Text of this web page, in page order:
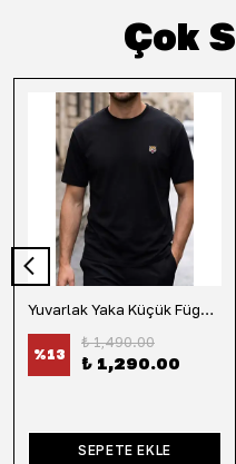
Çok
Yuvarlak Yaka Küçük Fügür Detaylı Tişört-Siyah
%13
₺ 1,490.00
₺ 1,290.00
SEPETE EKLE